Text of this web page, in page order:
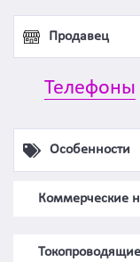
Продавец
Телефоны
Особенности
Коммерческие